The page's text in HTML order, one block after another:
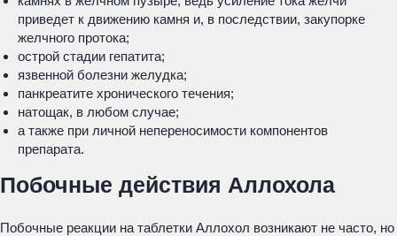
приведет к движению камня и, в последствии, закупорке
желчного протока;
острой стадии гепатита;
язвенной болезни желудка;
панкреатите хронического течения;
натощак, в любом случае;
а также при личной непереносимости компонентов
препарата.
Побочные действия Аллохола
Побочные реакции на таблетки Аллохол возникают не часто, но